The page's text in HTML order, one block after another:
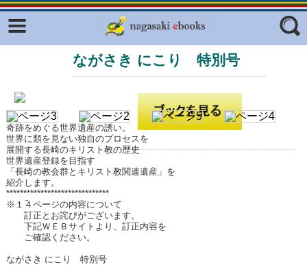
フリーワード
ジャンル
ながさき にこり 特別号
奇跡をめぐる世界遺産の誘い。
世界に類を見ない独自のプロセスを
展開する長崎のキリスト教の歴史
世界遺産登録を目指す
「長崎の教会群とキリスト教関連遺産」を
紹介します。
******************************
※１４ページの内容について
訂正とお詫びがございます。
下記ＷＥＢサイトより、訂正内容を
ご確認ください。
ながさき にこり 特別号
Facebook
ふくいろキラリプロジェクト
ラリー（TOKYO Brochures）
復興応援企画
はじめてご利用される方へ
コンテンツ
広報誌ナビ
明治日本の産業革命遺産
長崎と天草地方の潜伏キリシタン
関連遺産